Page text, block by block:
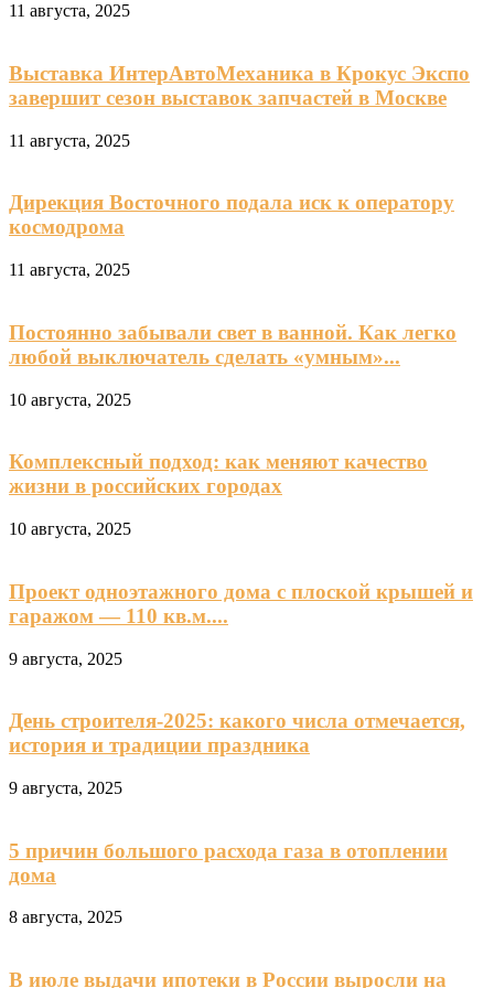
11 августа, 2025
Выставка ИнтерАвтоМеханика в Крокус Экспо
завершит сезон выставок запчастей в Москве
11 августа, 2025
Дирекция Восточного подала иск к оператору
космодрома
11 августа, 2025
Постоянно забывали свет в ванной. Как легко
любой выключатель сделать «умным»...
10 августа, 2025
Комплексный подход: как меняют качество
жизни в российских городах
10 августа, 2025
Проект одноэтажного дома с плоской крышей и
гаражом — 110 кв.м....
9 августа, 2025
День строителя-2025: какого числа отмечается,
история и традиции праздника
9 августа, 2025
5 причин большого расхода газа в отоплении
дома
8 августа, 2025
В июле выдачи ипотеки в России выросли на